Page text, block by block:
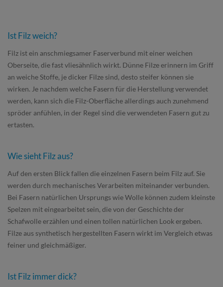
Ist Filz weich?
Filz ist ein anschmiegsamer Faserverbund mit einer weichen
Oberseite, die fast vliesähnlich wirkt. Dünne Filze erinnern im Griff
an weiche Stoffe, je dicker Filze sind, desto steifer können sie
wirken. Je nachdem welche Fasern für die Herstellung verwendet
werden, kann sich die Filz-Oberfläche allerdings auch zunehmend
spröder anfühlen, in der Regel sind die verwendeten Fasern gut zu
ertasten.
Wie sieht Filz aus?
Auf den ersten Blick fallen die einzelnen Fasern beim Filz auf. Sie
werden durch mechanisches Verarbeiten miteinander verbunden.
Bei Fasern natürlichen Ursprungs wie Wolle können zudem kleinste
Spelzen mit eingearbeitet sein, die von der Geschichte der
Schafwolle erzählen und einen tollen natürlichen Look ergeben.
Filze aus synthetisch hergestellten Fasern wirkt im Vergleich etwas
feiner und gleichmäßiger.
Ist Filz immer dick?